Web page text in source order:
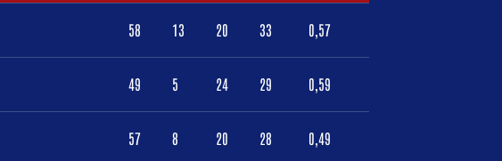
58 13 20 33 0,57
49 5 24 29 0,59
57 8 20 28 0,49